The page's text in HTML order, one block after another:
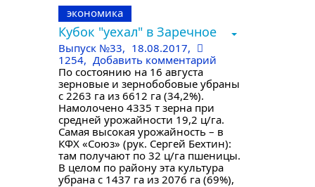
экономика
Кубок "уехал" в Заречное
Выпуск №33, 18.08.2017,
1254, Добавить комментарий
По состоянию на 16 августа
зерновые и зернобобовые убраны
с 2263 га из 6612 га (34,2%).
Намолочено 4335 т зерна при
средней урожайности 19,2 ц/га.
Самая высокая урожайность – в
КФХ «Союз» (рук. Сергей Бехтин):
там получают по 32 ц/га пшеницы.
В целом по району эта культура
убрана с 1437 га из 2076 га (69%),